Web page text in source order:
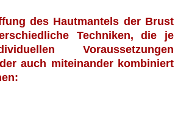
des Hautmantels der Brust
Techniken, die je
Voraussetzungen
auch miteinander kombiniert